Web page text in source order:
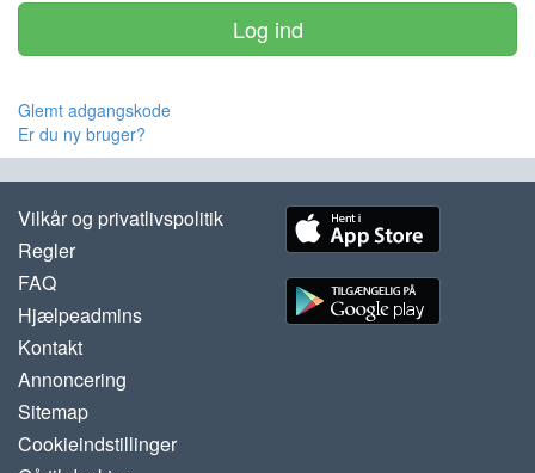
Log ind
Glemt adgangskode
Er du ny bruger?
Vilkår og privatlivspolitik
Regler
FAQ
Hjælpeadmins
Kontakt
Annoncering
Sitemap
Cookieindstillinger